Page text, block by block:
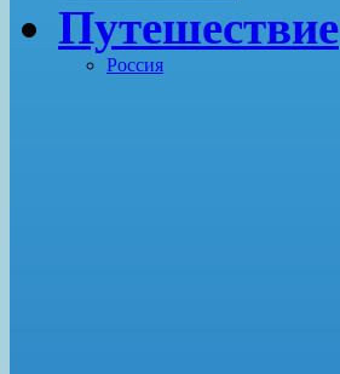
Путешествие
Россия